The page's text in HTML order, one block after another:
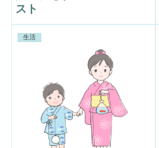
スト
生活